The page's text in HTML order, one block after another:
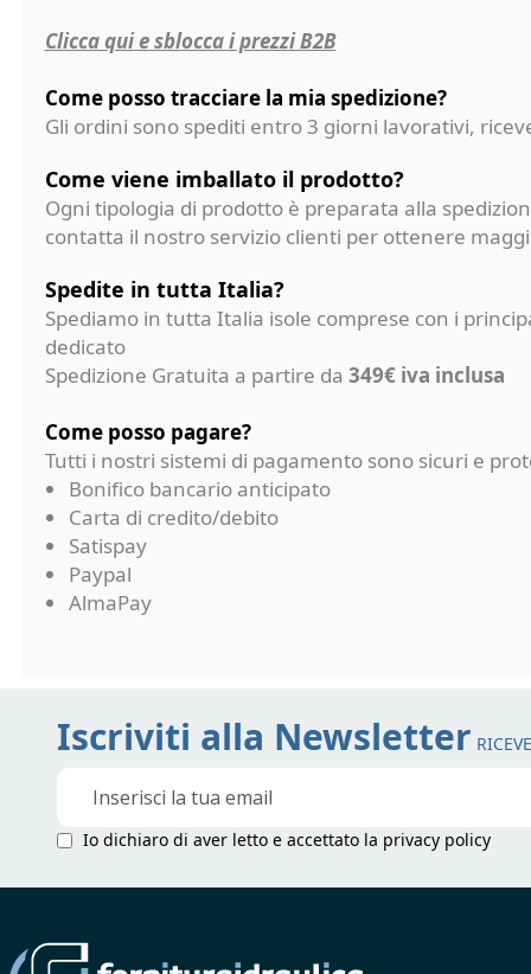
Clicca qui e sblocca i prezzi B2B
Come posso tracciare la mia spedizione?
Gli ordini sono spediti entro 3 giorni lavorativi,
Come viene imballato il prodotto?
Ogni tipologia di prodotto è preparata alla
contatta il nostro servizio clienti per ottenere
Spedite in tutta Italia?
Spediamo in tutta Italia isole comprese con i
dedicato
Spedizione Gratuita a partire da 349€ iva inclusa
Come posso pagare?
Tutti i nostri sistemi di pagamento sono sicuri e
Bonifico bancario anticipato
Carta di credito/debito
Satispay
Paypal
AlmaPay
Iscriviti alla Newsletter
Newsletter:
Io dichiaro di aver letto e accettato la privacy policy